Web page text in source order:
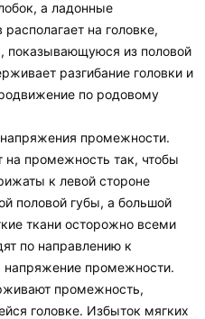
а ладонные
на головке,
показывающуюся из половой
разгибание головки и
по родовому
промежности.
на промежность так, чтобы
к левой стороне
половой губы, а большой
ткани осторожно всеми
по направлению к
промежности.
промежность,
головке. Избыток мягких